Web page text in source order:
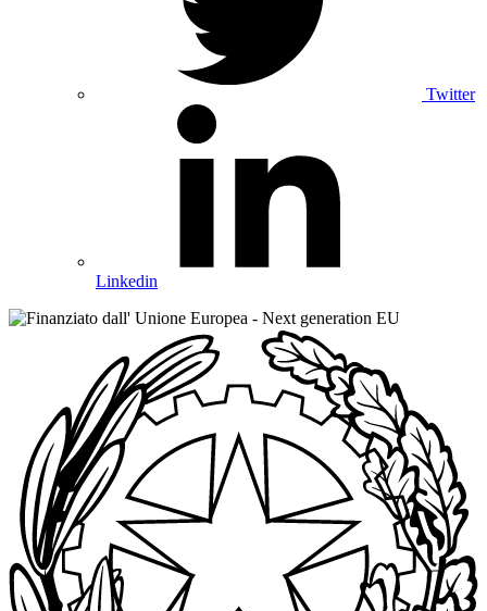
Twitter
Linkedin